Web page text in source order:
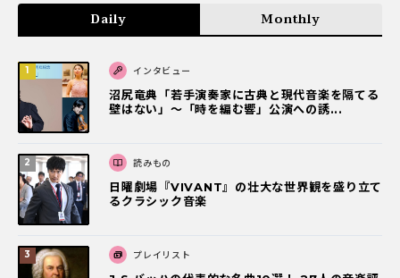
Daily Monthly
インタビュー
沼尻竜典「若手演奏家に古典と現代音楽を隔てる
壁はない」～「時を編む響」公演への誘...
読みもの
日曜劇場『VIVANT』の壮大な世界観を盛り立て
るクラシック音楽
プレイリスト